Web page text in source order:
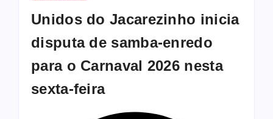
Unidos do Jacarezinho inicia
disputa de samba-enredo
para o Carnaval 2026 nesta
sexta-feira